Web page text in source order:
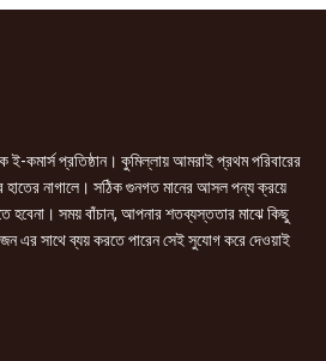
কমার্স প্রতিষ্ঠান। কুমিল্লায় আমরাই প্রথম পরিবারের
হাতের নাগালে। সঠিক গুনগত মানের আসল পন্য ক্রয়ে
হবেনা। সময় বাঁচান, আপনার শতব্যস্ততার মাঝে কিছু
এর সাথে ব্যয় করতে পারেন সেই সুযোগ করে দেওয়াই